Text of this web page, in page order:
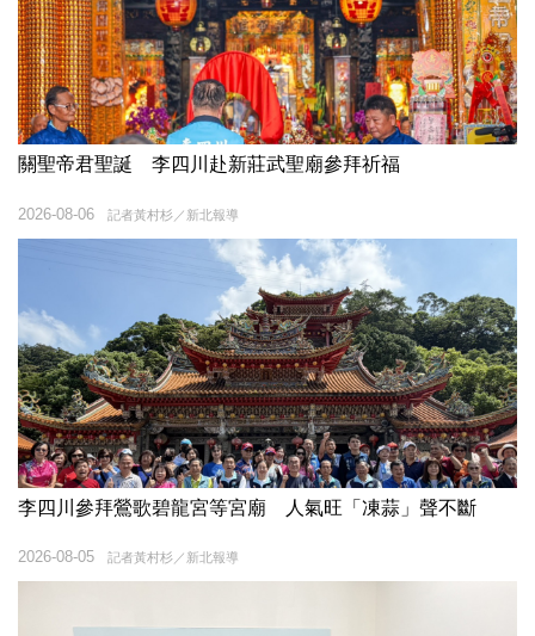
關聖帝君聖誕 李四川赴新莊武聖廟參拜祈福
記者黃村杉／新北報導
2026-08-06
李四川參拜鶯歌碧龍宮等宮廟 人氣旺「凍蒜」聲不斷
記者黃村杉／新北報導
2026-08-05